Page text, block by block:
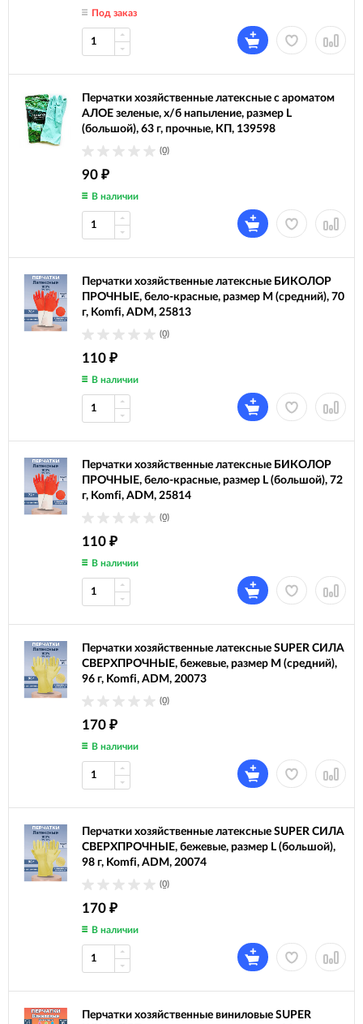
Под заказ
Перчатки хозяйственные латексные с ароматом
АЛОЕ зеленые, х/б напыление, размер L
(большой), 63 г, прочные, КП, 139598
(0)
90 ₽
В наличии
Перчатки хозяйственные латексные БИКОЛОР
ПРОЧНЫЕ, бело-красные, размер M (средний), 70
г, Komfi, ADM, 25813
(0)
110 ₽
В наличии
Перчатки хозяйственные латексные БИКОЛОР
ПРОЧНЫЕ, бело-красные, размер L (большой), 72
г, Komfi, ADM, 25814
(0)
110 ₽
В наличии
Перчатки хозяйственные латексные SUPER СИЛА
СВЕРХПРОЧНЫЕ, бежевые, размер M (средний),
96 г, Komfi, ADM, 20073
(0)
170 ₽
В наличии
Перчатки хозяйственные латексные SUPER СИЛА
СВЕРХПРОЧНЫЕ, бежевые, размер L (большой),
98 г, Komfi, ADM, 20074
(0)
170 ₽
В наличии
Перчатки хозяйственные виниловые SUPER